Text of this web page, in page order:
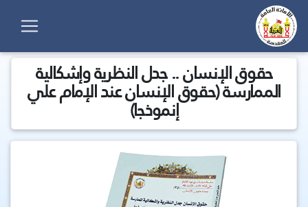
حقوق الإنسان .. جدل النظرية وإشكالية
الممارسة (حقوق الإنسان عند الإمام علي
إنموذجا)